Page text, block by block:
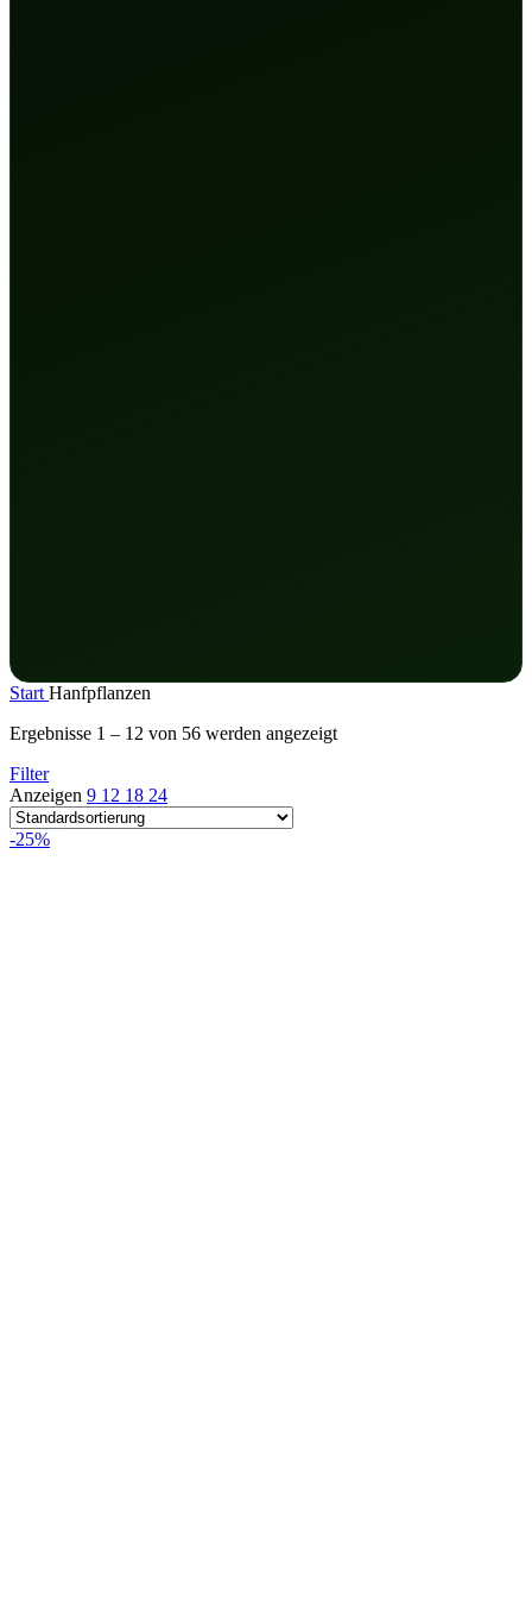
Start Hanfpflanzen
Ergebnisse 1 – 12 von 56 werden angezeigt
Filter
Anzeigen 9 12 18 24
-25%